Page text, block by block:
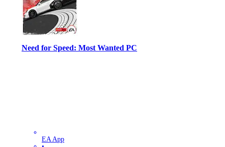
Need for Speed: Most Wanted PC
EA App